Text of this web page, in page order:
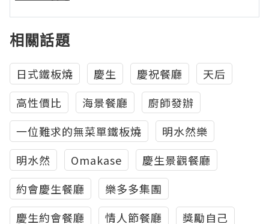
相關話題
日式鐵板燒 慶生 慶祝餐廳
天后
高性價比
海景餐廳
廚師發辦
一位難求的無菜單鐵板燒
明水然樂
明水然
Omakase
慶生景觀餐廳
約會慶生餐廳
樂多多集團
慶生約會餐廳
情人節餐廳 獎勵自己